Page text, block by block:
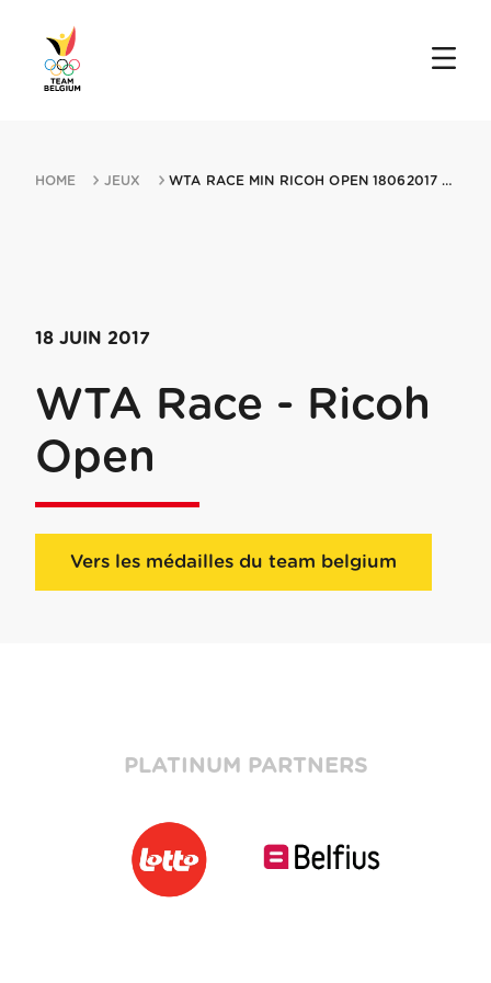
HOME JEUX WTA RACE MIN RICOH OPEN 18062017 ROSMALEN
18 JUIN 2017
WTA Race - Ricoh
Open
Vers les médailles du team belgium
PLATINUM PARTNERS